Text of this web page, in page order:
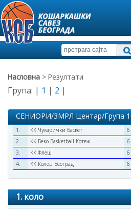
Насловна > Резултати
Група: | 1 | 2 |
СЕНИОРИ/3МРЛ Центар/Група 1
1. КК Чукарички Баскет 6
2.
КК Беко Basketball Котеж 6
3.
КК Флеш 6
4.
КК Колеџ Београд 6
1. коло